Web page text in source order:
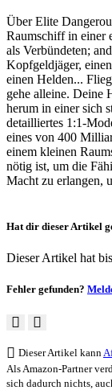
Über Elite
Raumschiff in einer
als Verbündeten;
Kopfgeldjäger,
einen Helden...
gehe alleine. Deine
herum in einer sich
detailliertes 1:1-
eines von 400
einem kleinen
nötig ist, um die
Macht zu erlangen,
Hat dir dieser Artikel
Dieser Artikel hat
Fehler gefunden?
Dieser Artikel kann
Als Amazon-Partner
sich dadurch nichts,